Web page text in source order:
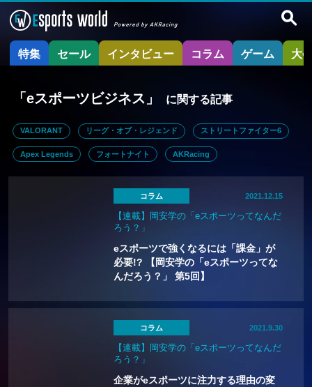
特集 セール インタビュー コラム ゲーム 大
「eスポーツビジネス」 に関する記事
VALORANT リーグ・オブ・レジェンド ストリートファイター6
Apex Legends フォートナイト AKRacing
コラム 2021.12.15
【連載】岡安学の「eスポーツってなんだ
ろう？」
eスポーツで強くなるには「課金」が
必要!? 【岡安学の「eスポーツってな
んだろう？」 第5回】
コラム 2021.9.30
【連載】岡安学の「eスポーツってなんだ
ろう？」
企業がeスポーツに注力する理由の変